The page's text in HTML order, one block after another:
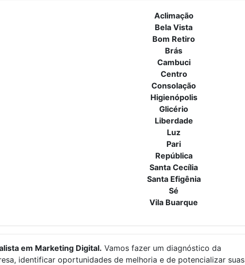
Aclimação
Bela Vista
Bom Retiro
Brás
Cambuci
Centro
Consolação
Higienópolis
Glicério
Liberdade
Luz
Pari
República
Santa Cecília
Santa Efigênia
Sé
Vila Buarque
em Marketing Digital. Vamos fazer um diagnóstico da
identificar oportunidades de melhoria e de potencializar suas